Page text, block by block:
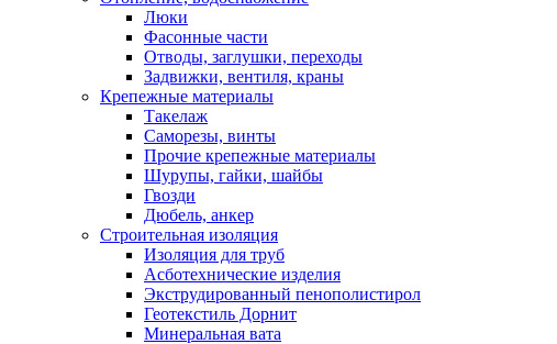
Люки
Фасонные части
Отводы, заглушки, переходы
Задвижки, вентиля, краны
Крепежные материалы
Такелаж
Саморезы, винты
Прочие крепежные материалы
Шурупы, гайки, шайбы
Гвозди
Дюбель, анкер
Строительная изоляция
Изоляция для труб
Асботехнические изделия
Экструдированный пенополистирол
Геотекстиль Дорнит
Минеральная вата